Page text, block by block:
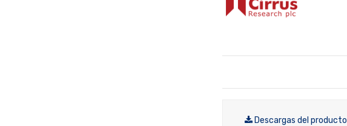
Descargas del producto